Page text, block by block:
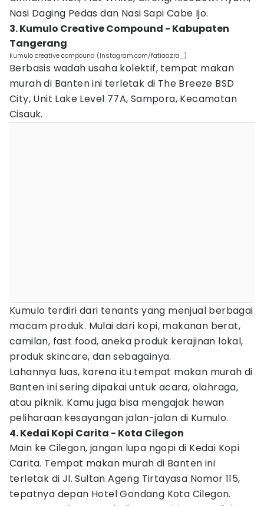
Nasi Daging Pedas dan Nasi Sapi Cabe Ijo.
3. Kumulo Creative Compound - Kabupaten
Tangerang
kumulo creative compound (Instagram.com/fatiaazra_)
Berbasis wadah usaha kolektif, tempat makan
murah di Banten ini terletak di The Breeze BSD
City, Unit Lake Level 77A, Sampora, Kecamatan
Cisauk.
Kumulo terdiri dari tenants yang menjual berbagai
macam produk. Mulai dari kopi, makanan berat,
camilan, fast food, aneka produk kerajinan lokal,
produk skincare, dan sebagainya.
Lahannya luas, karena itu tempat makan murah di
Banten ini sering dipakai untuk acara, olahraga,
atau piknik. Kamu juga bisa mengajak hewan
peliharaan kesayangan jalan-jalan di Kumulo.
4. Kedai Kopi Carita - Kota Cilegon
Main ke Cilegon, jangan lupa ngopi di Kedai Kopi
Carita. Tempat makan murah di Banten ini
terletak di Jl. Sultan Ageng Tirtayasa Nomor 115,
tepatnya depan Hotel Gondang Kota Cilegon.